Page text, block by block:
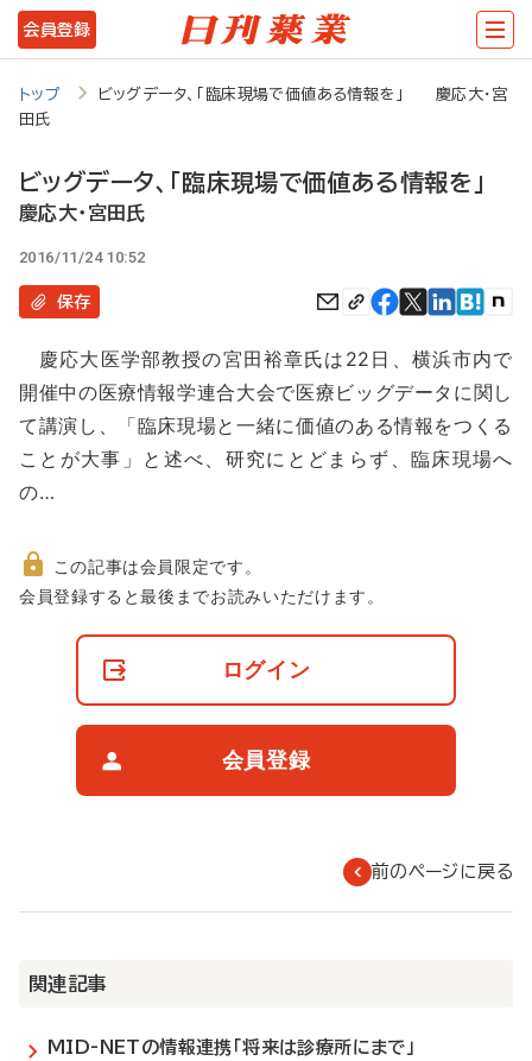
メ
イ
テ
ツ
に
動
会員登録
トップ
ビッグデータ、「臨床現場で価値ある情報を」 慶応大・宮
田氏
ビッグデータ、「臨床現場で価値ある情報を」
慶応大・宮田氏
2016/11/24 10:52
保存
慶応大医学部教授の宮田裕章氏は22日、横浜市内で
開催中の医療情報学連合大会で医療ビッグデータに関し
て講演し、「臨床現場と一緒に価値のある情報をつくる
ことが大事」と述べ、研究にとどまらず、臨床現場へ
の…
非
この記事は会員限定です。
会員登録すると最後までお読みいただけます。
ログイン
会員登録
前のページに戻る
関連記事
MID-NETの情報連携「将来は診療所にまで」